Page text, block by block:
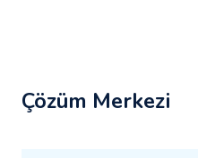
Çözüm Merkezi